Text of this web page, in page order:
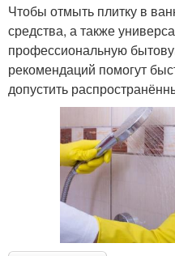
Чтобы отмыть плитку в
средства, а также
профессиональную
рекомендаций помогут
допустить